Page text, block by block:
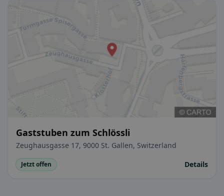
Gaststuben zum Schlössli
Zeughausgasse 17, 9000 St. Gallen, Switzerland
Jetzt offen Details